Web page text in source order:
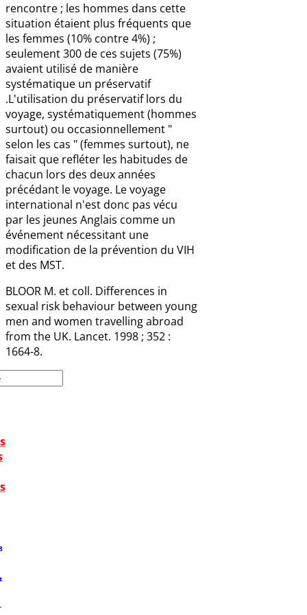
rencontre ; les hommes dans cette
situation étaient plus fréquents que
les femmes (10% contre 4%) ;
seulement 300 de ces sujets (75%)
avaient utilisé de manière
systématique un préservatif
.L'utilisation du préservatif lors du
voyage, systématiquement (hommes
surtout) ou occasionnellement "
selon les cas " (femmes surtout), ne
faisait que refléter les habitudes de
chacun lors des deux années
précédant le voyage. Le voyage
international n'est donc pas vécu
par les jeunes Anglais comme un
événement nécessitant une
modification de la prévention du VIH
et des MST.
BLOOR M. et coll. Differences in
sexual risk behaviour between young
men and women travelling abroad
from the UK. Lancet. 1998 ; 352 :
1664-8.